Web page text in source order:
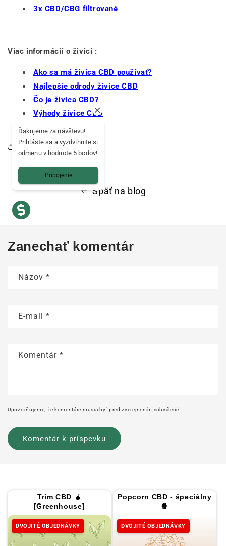
3x CBD/CBG filtrované
Viac informácií o živici :
Ako sa má živica CBD používať?
Najlepšie odrody živice CBD
Čo je živica CBD?
Výhody živice CBD
Zdieľať tento článok
Späť na blog
Zanechať komentár
Názov *
E-mail *
Komentár *
Upozorňujeme, že komentáre musia byť pred zverejnením schválené.
Trim CBD 🧉
[Greenhouse]
DVOJITÉ OBJEDNÁVKY
Popcorn CBD - špeciálny
🍿
DVOJITÉ OBJEDNÁVKY
Ďakujeme za návštevu!
Prihláste sa a vyzdvihnite si
odmenu v hodnote 5 bodov!
Pripojenie